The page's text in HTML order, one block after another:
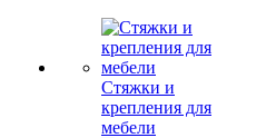
Стяжки и
крепления для
мебели